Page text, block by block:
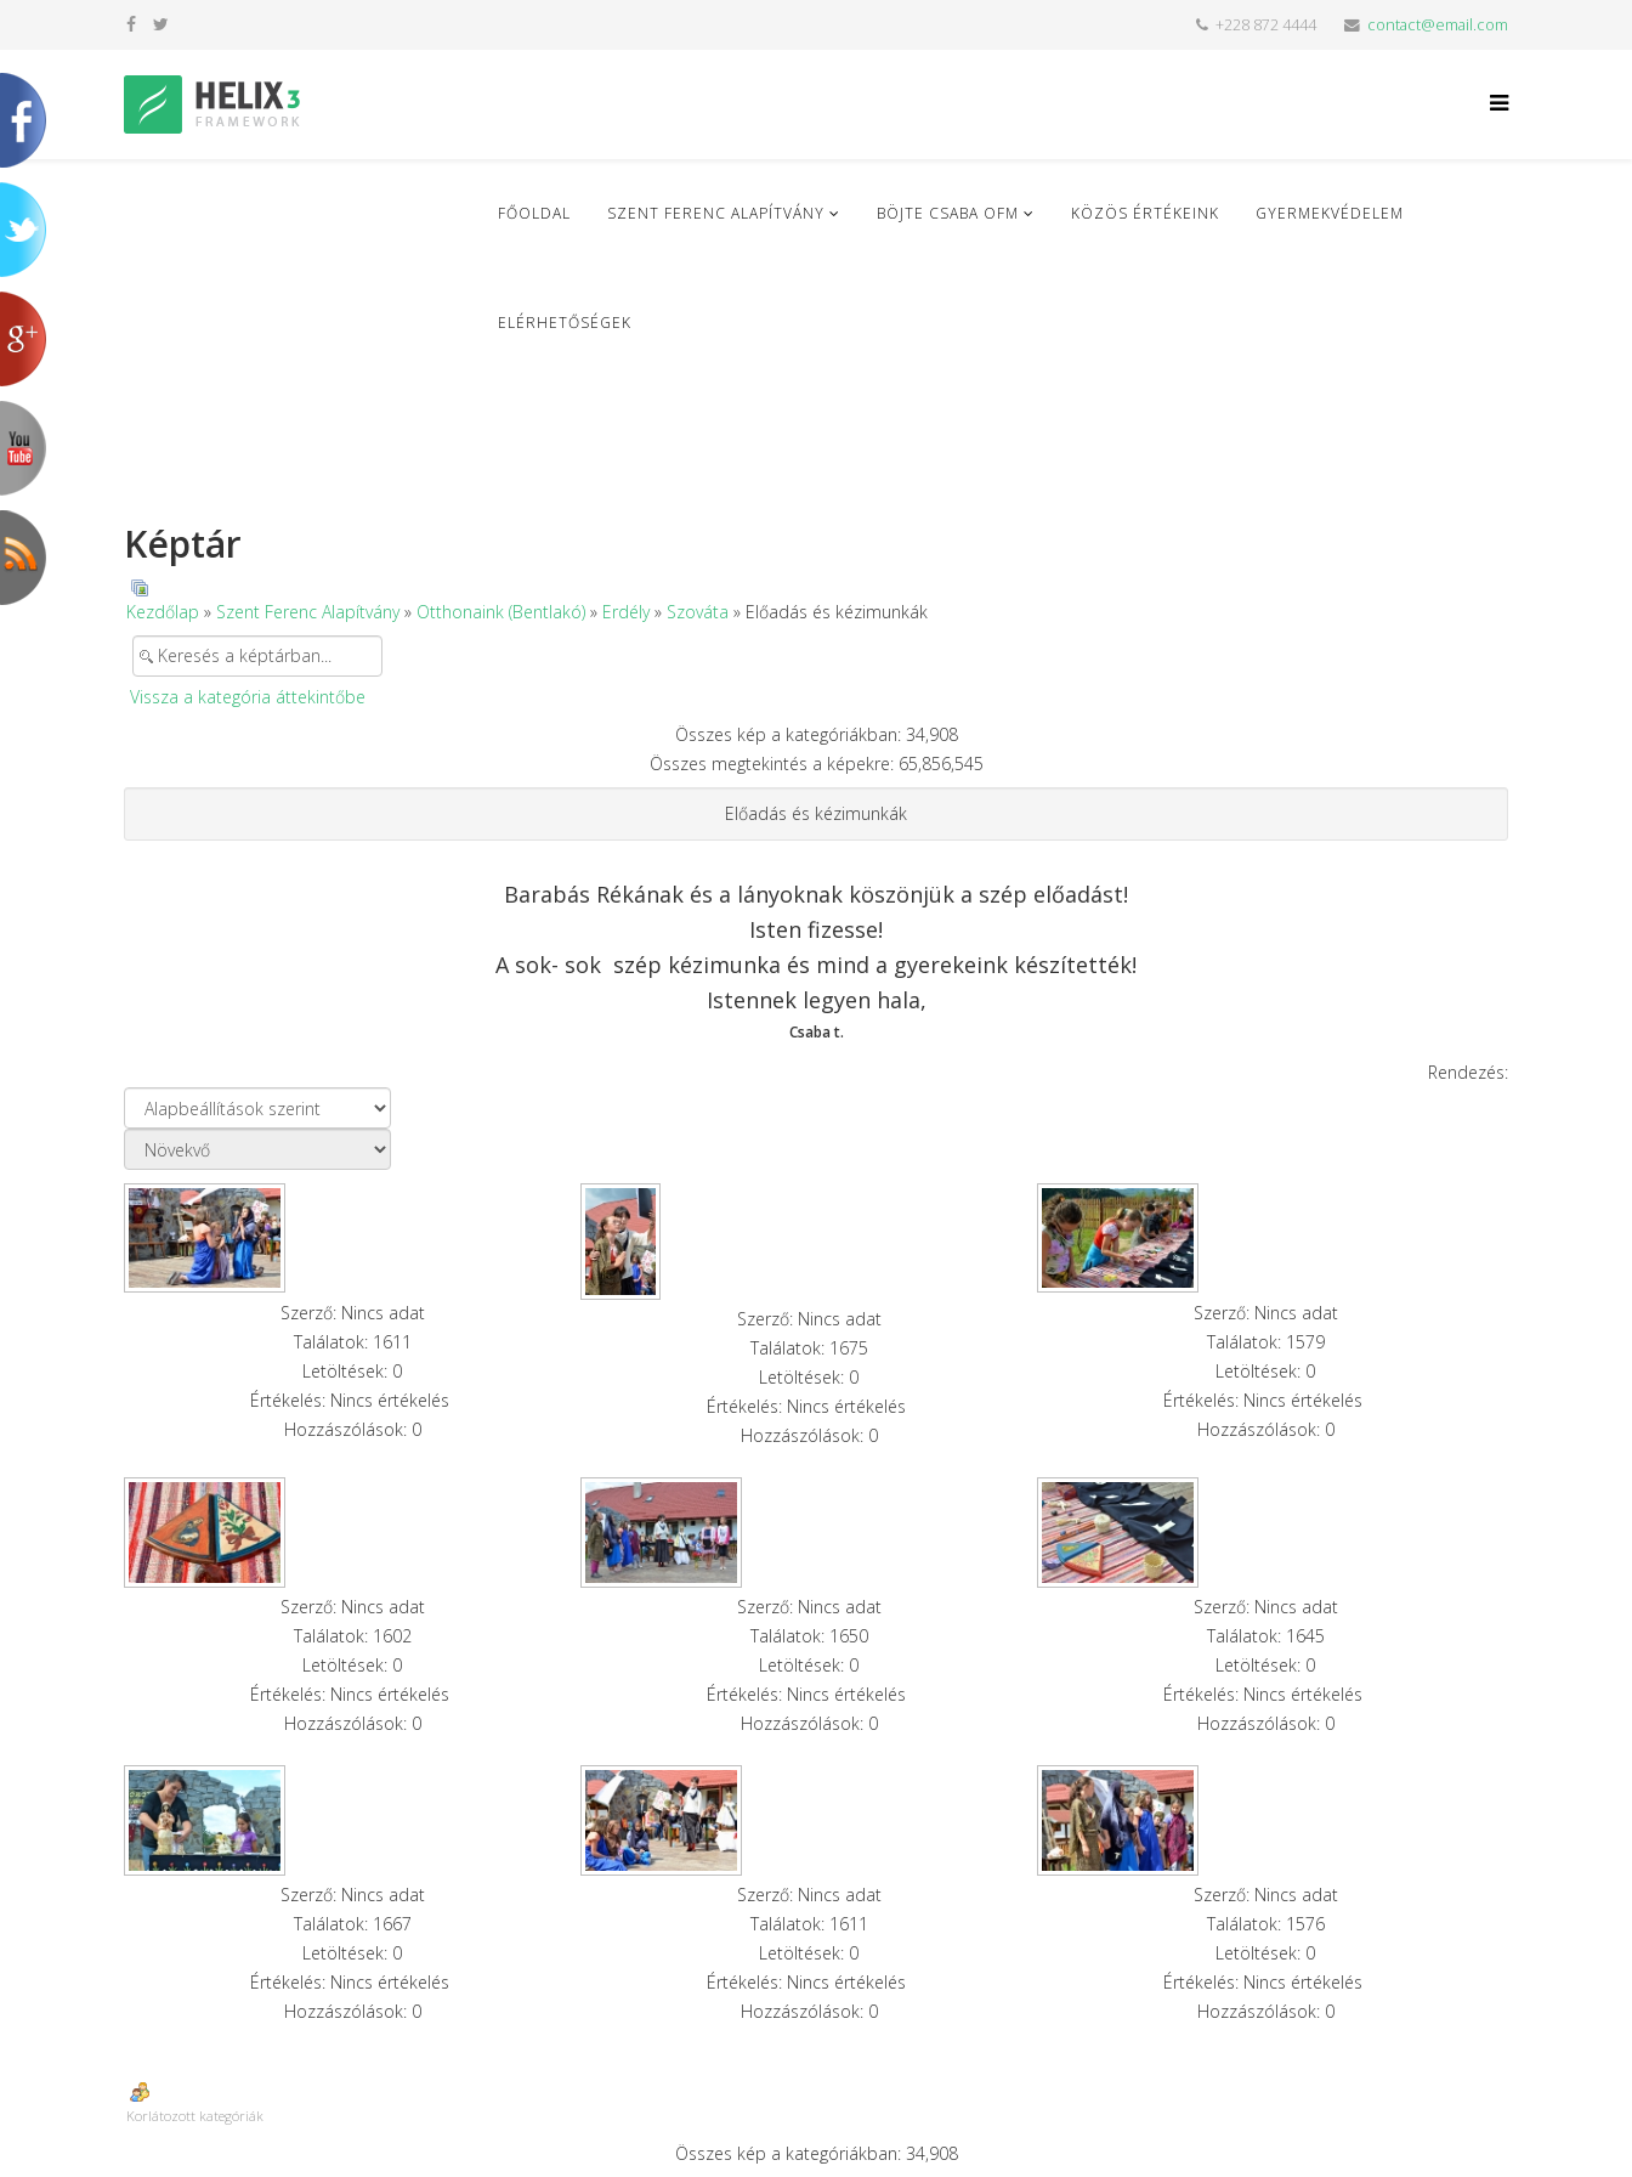
+228 872 4444 contact@email.com
FŐOLDAL SZENT FERENC ALAPÍTVÁNY BÖJTE CSABA OFM KÖZÖS ÉRTÉKEINK GYERMEKVÉDELEM
ELÉRHETŐSÉGEK
Képtár
Kezdőlap » Szent Ferenc Alapítvány» Otthonaink (Bentlakó) » Erdély» Szováta » Előadás és kézimunkák
Vissza a kategória áttekintőbe
Összes kép a kategóriákban: 34,908
Összes megtekintés a képekre: 65,856,545
Előadás és kézimunkák
Barabás Rékának és a lányoknak köszönjük a szép előadást!
Isten fizesse!
A sok- sok szép kézimunka és mind a gyerekeink készítették!
Istennek legyen hala,
Csaba t.
Rendezés:
Szerző: Nincs adat
Találatok: 1611
Letöltések: 0
Értékelés: Nincs értékelés
Hozzászólások: 0
Szerző: Nincs adat
Találatok: 1675
Letöltések: 0
Értékelés: Nincs értékelés
Hozzászólások: 0
Szerző: Nincs adat
Találatok: 1579
Letöltések: 0
Értékelés: Nincs értékelés
Hozzászólások: 0
Szerző: Nincs adat
Találatok: 1602
Letöltések: 0
Értékelés: Nincs értékelés
Hozzászólások: 0
Szerző: Nincs adat
Találatok: 1650
Letöltések: 0
Értékelés: Nincs értékelés
Hozzászólások: 0
Szerző: Nincs adat
Találatok: 1645
Letöltések: 0
Értékelés: Nincs értékelés
Hozzászólások: 0
Szerző: Nincs adat
Találatok: 1667
Letöltések: 0
Értékelés: Nincs értékelés
Hozzászólások: 0
Szerző: Nincs adat
Találatok: 1611
Letöltések: 0
Értékelés: Nincs értékelés
Hozzászólások: 0
Szerző: Nincs adat
Találatok: 1576
Letöltések: 0
Értékelés: Nincs értékelés
Hozzászólások: 0
Korlátozott kategóriák
Összes kép a kategóriákban: 34,908